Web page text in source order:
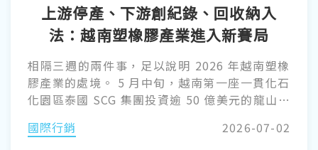
上游停產、下游創紀錄、回收納入
法：越南塑橡膠產業進入新賽局
相隔三週的兩件事，足以說明 2026 年越南塑橡
膠產業的處境。 5 月中旬，越南第一座一貫化石
化園區泰國 SCG 集團投資逾 50 億美元的龍山石
內第三度全面停產。5 月 25 日，第
國際行銷 2026-07-02